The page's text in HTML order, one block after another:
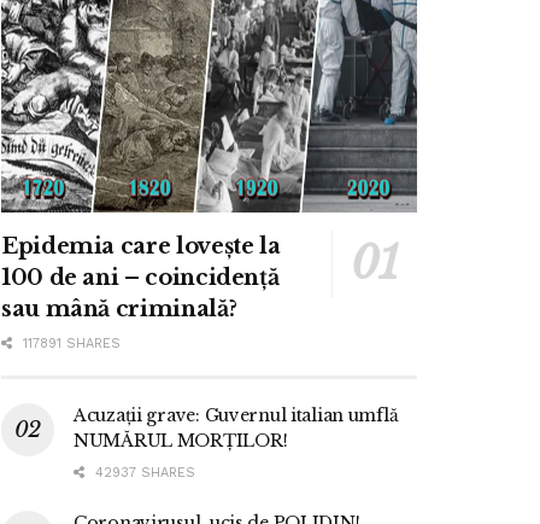
Epidemia care lovește la
100 de ani – coincidență
sau mână criminală?
117891 SHARES
Acuzații grave: Guvernul italian umflă
NUMĂRUL MORȚILOR!
42937 SHARES